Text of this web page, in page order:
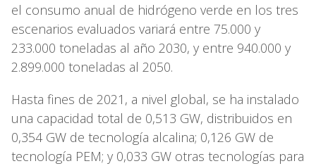
el consumo anual de hidrógeno verde en los tres
escenarios evaluados variará entre 75.000 y
233.000 toneladas al año 2030, y entre 940.000 y
2.899.000 toneladas al 2050.
Hasta fines de 2021, a nivel global, se ha instalado
una capacidad total de 0,513 GW, distribuidos en
0,354 GW de tecnología alcalina; 0,126 GW de
tecnología PEM; y 0,033 GW otras tecnologías para